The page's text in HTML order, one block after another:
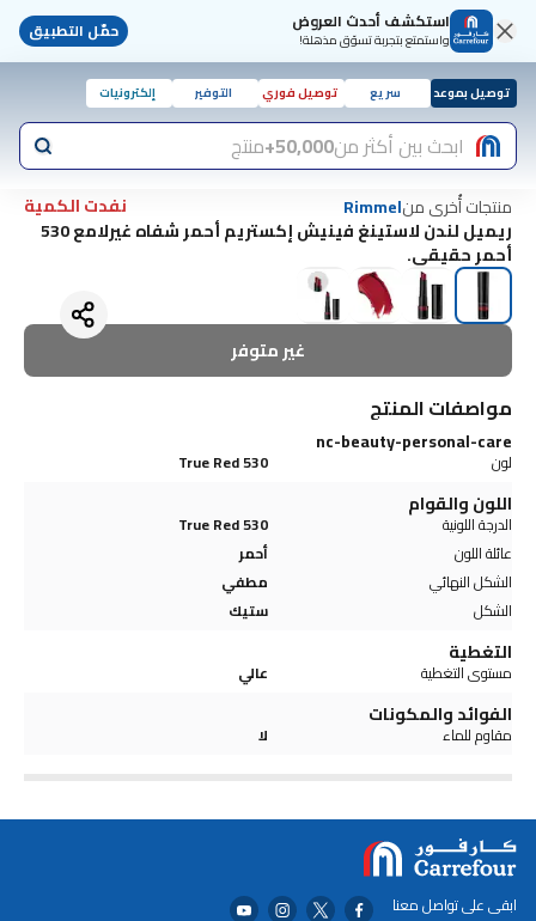
استكشف أحدث العروض
واستمتع بتجربة تسوّق مذهلة! حمّل التطبيق
توصيل بموعد سريع توصيل فوري التوفير إلكترونيات
ابحث بين أكثر من50,000+ منتج
منتجات أُخرى منRimmel
نفدت الكمية
ريميل لندن لاستينغ فينيش إكستريم أحمر شفاه غيرلامع 530
أحمر حقيقي.
غير متوفر
مواصفات المنتج
nc-beauty-personal-care
لون 530 True Red
اللون والقوام
الدرجة اللونية
530 True Red
عائلة اللون
أحمر
الشكل النهائي
مطفي
الشكل
ستيك
التغطية
مستوى التغطية عالي
الفوائد والمكونات
مقاوم للماء لا
ابقى على تواصل معنا